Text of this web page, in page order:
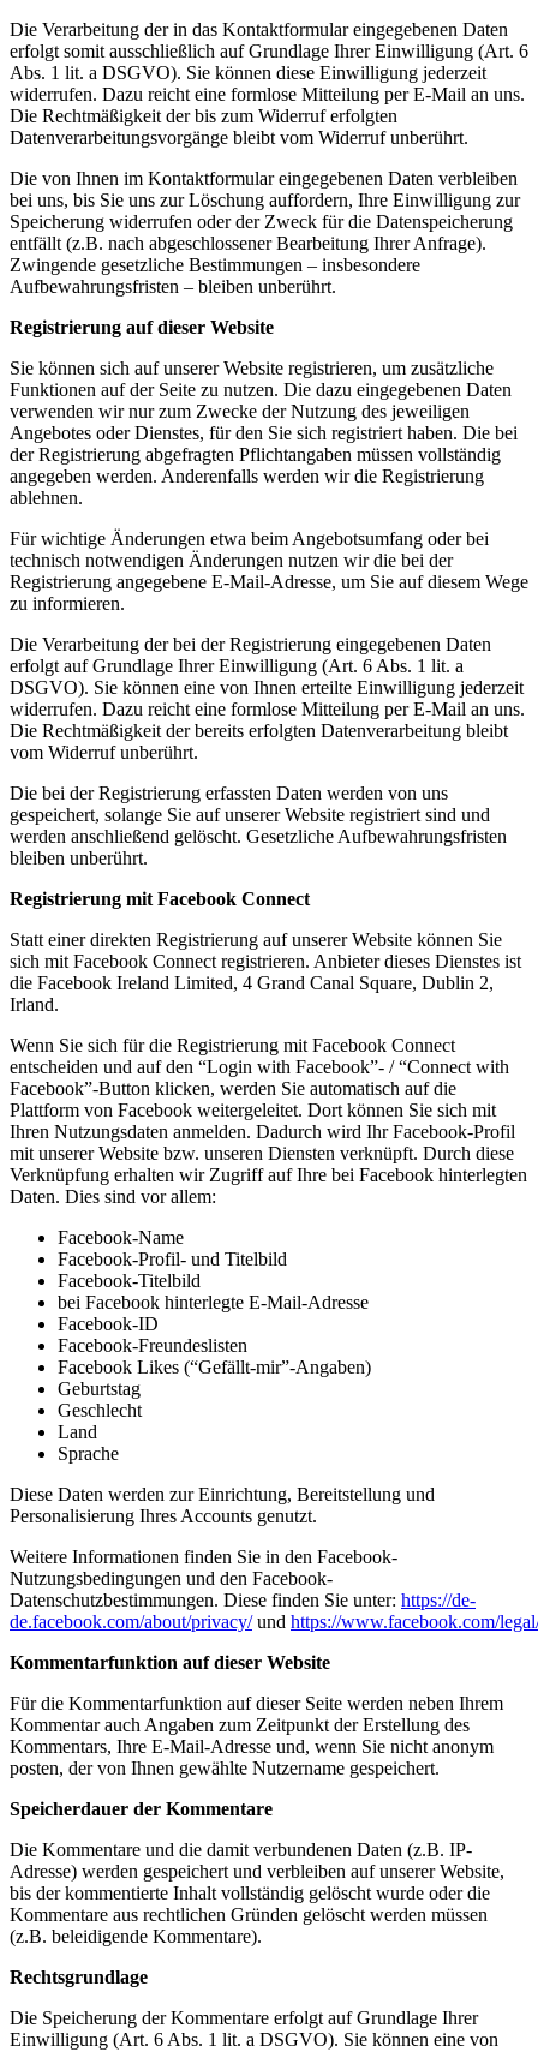
Die Verarbeitung der in das Kontaktformular eingegebenen Daten
erfolgt somit ausschließlich auf Grundlage Ihrer Einwilligung (Art. 6
Abs. 1 lit. a DSGVO). Sie können diese Einwilligung jederzeit
widerrufen. Dazu reicht eine formlose Mitteilung per E-Mail an uns.
Die Rechtmäßigkeit der bis zum Widerruf erfolgten
Datenverarbeitungsvorgänge bleibt vom Widerruf unberührt.
Die von Ihnen im Kontaktformular eingegebenen Daten verbleiben
bei uns, bis Sie uns zur Löschung auffordern, Ihre Einwilligung zur
Speicherung widerrufen oder der Zweck für die Datenspeicherung
entfällt (z.B. nach abgeschlossener Bearbeitung Ihrer Anfrage).
Zwingende gesetzliche Bestimmungen – insbesondere
Aufbewahrungsfristen – bleiben unberührt.
Registrierung auf dieser Website
Sie können sich auf unserer Website registrieren, um zusätzliche
Funktionen auf der Seite zu nutzen. Die dazu eingegebenen Daten
verwenden wir nur zum Zwecke der Nutzung des jeweiligen
Angebotes oder Dienstes, für den Sie sich registriert haben. Die bei
der Registrierung abgefragten Pflichtangaben müssen vollständig
angegeben werden. Anderenfalls werden wir die Registrierung
ablehnen.
Für wichtige Änderungen etwa beim Angebotsumfang oder bei
technisch notwendigen Änderungen nutzen wir die bei der
Registrierung angegebene E-Mail-Adresse, um Sie auf diesem Wege
zu informieren.
Die Verarbeitung der bei der Registrierung eingegebenen Daten
erfolgt auf Grundlage Ihrer Einwilligung (Art. 6 Abs. 1 lit. a
DSGVO). Sie können eine von Ihnen erteilte Einwilligung jederzeit
widerrufen. Dazu reicht eine formlose Mitteilung per E-Mail an uns.
Die Rechtmäßigkeit der bereits erfolgten Datenverarbeitung bleibt
vom Widerruf unberührt.
Die bei der Registrierung erfassten Daten werden von uns
gespeichert, solange Sie auf unserer Website registriert sind und
werden anschließend gelöscht. Gesetzliche Aufbewahrungsfristen
bleiben unberührt.
Registrierung mit Facebook Connect
Statt einer direkten Registrierung auf unserer Website können Sie
sich mit Facebook Connect registrieren. Anbieter dieses Dienstes ist
die Facebook Ireland Limited, 4 Grand Canal Square, Dublin 2,
Irland.
Wenn Sie sich für die Registrierung mit Facebook Connect
entscheiden und auf den “Login with Facebook”- / “Connect with
Facebook”-Button klicken, werden Sie automatisch auf die
Plattform von Facebook weitergeleitet. Dort können Sie sich mit
Ihren Nutzungsdaten anmelden. Dadurch wird Ihr Facebook-Profil
mit unserer Website bzw. unseren Diensten verknüpft. Durch diese
Verknüpfung erhalten wir Zugriff auf Ihre bei Facebook hinterlegten
Daten. Dies sind vor allem:
Facebook-Name
Facebook-Profil- und Titelbild
Facebook-Titelbild
bei Facebook hinterlegte E-Mail-Adresse
Facebook-ID
Facebook-Freundeslisten
Facebook Likes (“Gefällt-mir”-Angaben)
Geburtstag
Geschlecht
Land
Sprache
Diese Daten werden zur Einrichtung, Bereitstellung und
Personalisierung Ihres Accounts genutzt.
Weitere Informationen finden Sie in den Facebook-
Nutzungsbedingungen und den Facebook-
Datenschutzbestimmungen. Diese finden Sie unter: https://de-
de.facebook.com/about/privacy/und https://www.facebook.com/
Kommentarfunktion auf dieser Website
Für die Kommentarfunktion auf dieser Seite werden neben Ihrem
Kommentar auch Angaben zum Zeitpunkt der Erstellung des
Kommentars, Ihre E-Mail-Adresse und, wenn Sie nicht anonym
posten, der von Ihnen gewählte Nutzername gespeichert.
Speicherdauer der Kommentare
Die Kommentare und die damit verbundenen Daten (z.B. IP-
Adresse) werden gespeichert und verbleiben auf unserer Website,
bis der kommentierte Inhalt vollständig gelöscht wurde oder die
Kommentare aus rechtlichen Gründen gelöscht werden müssen
(z.B. beleidigende Kommentare).
Rechtsgrundlage
Die Speicherung der Kommentare erfolgt auf Grundlage Ihrer
Einwilligung (Art. 6 Abs. 1 lit. a DSGVO). Sie können eine von